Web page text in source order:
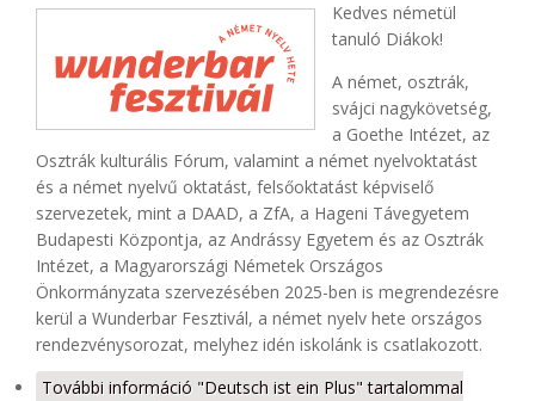
Kedves németül
tanuló Diákok!
A német, osztrák,
svájci nagykövetség,
a Goethe Intézet, az
Osztrák kulturális Fórum, valamint a német nyelvoktatást
és a német nyelvű oktatást, felsőoktatást képviselő
szervezetek, mint a DAAD, a ZfA, a Hageni Távegyetem
Budapesti Központja, az Andrássy Egyetem és az Osztrák
Intézet, a Magyarországi Németek Országos
Önkormányzata szervezésében 2025-ben is megrendezésre
kerül a Wunderbar Fesztivál, a német nyelv hete országos
rendezvénysorozat, melyhez idén iskolánk is csatlakozott.
További információ "Deutsch ist ein Plus" tartalommal